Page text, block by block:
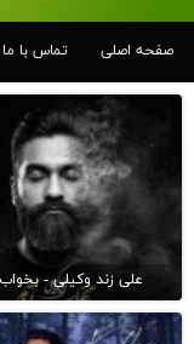
صفحه اصلی تماس با ما
علی زند وکیلی -